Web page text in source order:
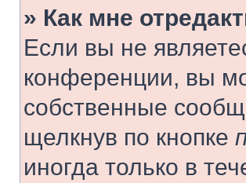
» Как мне
Если вы не
конференции, вы
собственные
щелкнув по кнопке
иногда только в